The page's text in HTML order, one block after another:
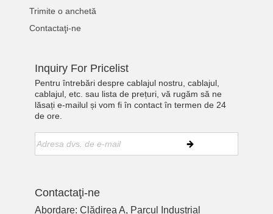
Trimite o anchetă
Contactaţi-ne
Inquiry For Pricelist
Pentru întrebări despre cablajul nostru, cablajul,
cablajul, etc. sau lista de prețuri, vă rugăm să ne
lăsați e-mailul și vom fi în contact în termen de 24
de ore.
Contactaţi-ne
Abordare: Clădirea A, Parcul Industrial